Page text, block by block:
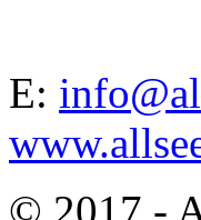
E:
© 2017 -